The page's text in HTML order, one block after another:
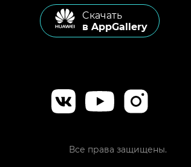
Cкачать
в AppGallery
Все права защищены.